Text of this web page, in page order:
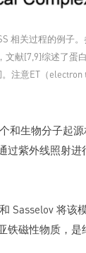
相关过程的例子
献[7,9]综述了蛋
注意ET（
和生物分子起
过紫外线照射
Sasselov 将该
铁磁性物质，